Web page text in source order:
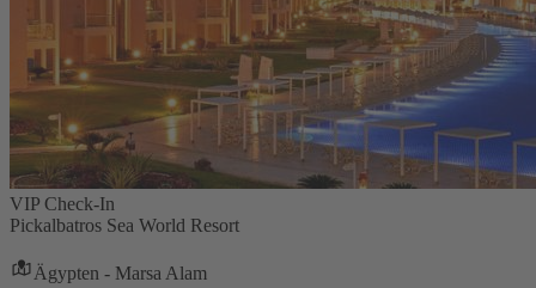
VIP Check-In
Pickalbatros Sea World Resort
Ägypten - Marsa Alam